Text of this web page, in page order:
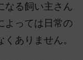
なる飼い主さん
よっては日常の
ありません。